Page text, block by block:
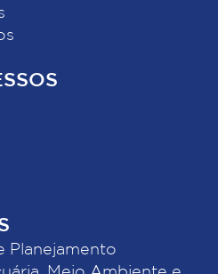
Planejamento